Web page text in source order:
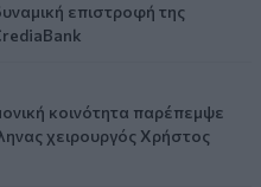
επιστροφή της
κοινότητα παρέπεμψε
χειρουργός Χρήστος